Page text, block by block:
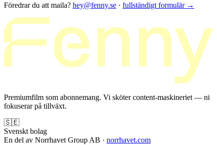
Föredrar du att maila? hey@fenny.se · fullständigt formulär→
Premiumfilm som abonnemang. Vi sköter content-maskineriet — ni
fokuserar på tillväxt.
🇸🇪
Svenskt bolag
En del av Norrhavet Group AB · norrhavet.com